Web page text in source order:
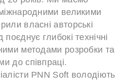
великими
власні авторські
глибокі технічні
методами розробки та
до співпраці.
PNN Soft володіють